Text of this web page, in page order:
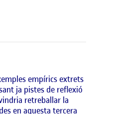
empírics extrets
ja pistes de reflexió
retreballar la
en aquesta tercera